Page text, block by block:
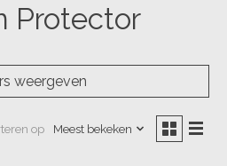
Protector
weergeven
op Meest bekeken